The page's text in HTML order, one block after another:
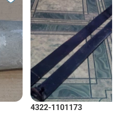
4322-1101173